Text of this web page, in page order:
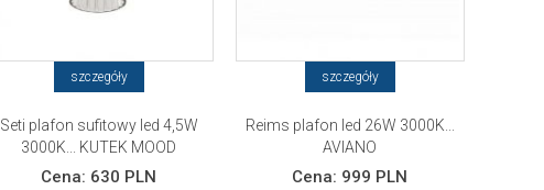
szczegóły
Seti plafon sufitowy led 4,5W
3000K... KUTEK MOOD
Cena: 630 PLN
szczegóły
Reims plafon led 26W 3000K...
AVIANO
Cena: 999 PLN